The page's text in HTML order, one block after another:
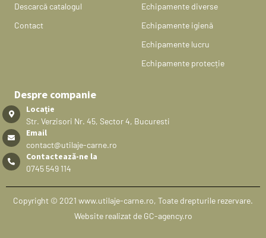
Descarcă catalogul
Contact
Echipamente diverse
Echipamente igienă
Echipamente lucru
Echipamente protecție
Despre companie
Locație
Str. Verzisori Nr. 45, Sector 4, Bucuresti
Email
contact@utilaje-carne.ro
Contactează-ne la
0745 549 114
Copyright © 2021 www.utilaje-carne.ro, Toate drepturile rezervare.
Website realizat de GC-agency.ro